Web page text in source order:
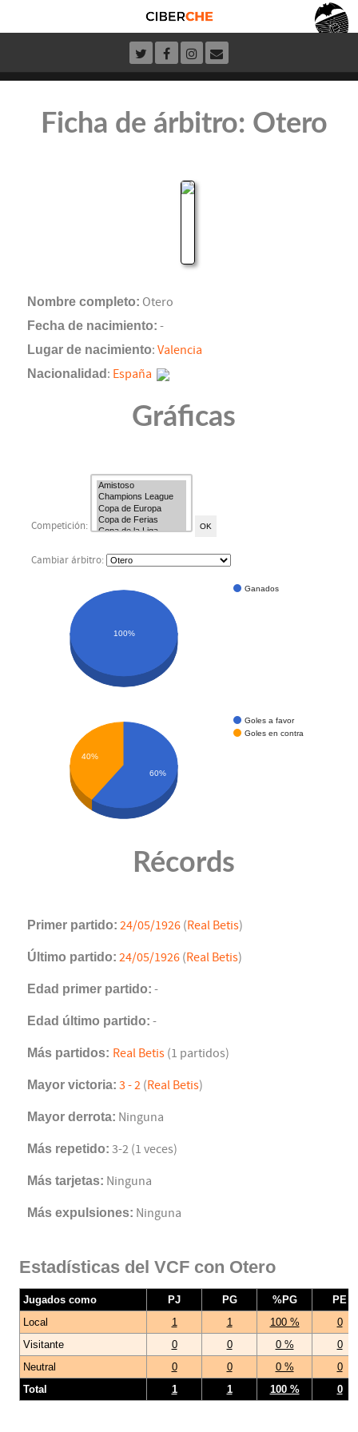
Ficha de árbitro: Otero
Nombre completo: Otero
Fecha de nacimiento: -
Lugar de nacimiento: Valencia
Nacionalidad : España
Gráficas
Competición:
Cambiar árbitro:
Ganados
100%
Goles a favor
Goles en contra
40%
60%
Récords
Primer partido: 24/05/1926 (Real Betis)
Último partido: 24/05/1926 (Real Betis)
Edad primer partido: -
Edad último partido: -
Más partidos: Real Betis (1 partidos)
Mayor victoria: 3 - 2 (Real Betis)
Mayor derrota: Ninguna
Más repetido: 3-2 (1 veces)
Más tarjetas: Ninguna
Más expulsiones: Ninguna
Estadísticas del VCF con Otero
Jugados como PJ PG %PG
PE
Local
1 1 100 %
0
Visitante
0 0 0 %
0
Neutral
0 0 0 %
0
Total
1 1 100 % 0